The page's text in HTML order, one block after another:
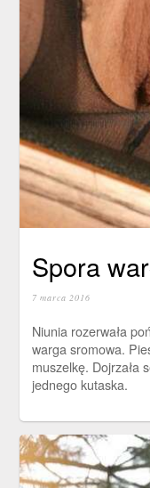
Spora
7 marca 2016
Niunia rozerwała
warga sromowa.
muszelkę. Dojrzała
jednego kutaska.